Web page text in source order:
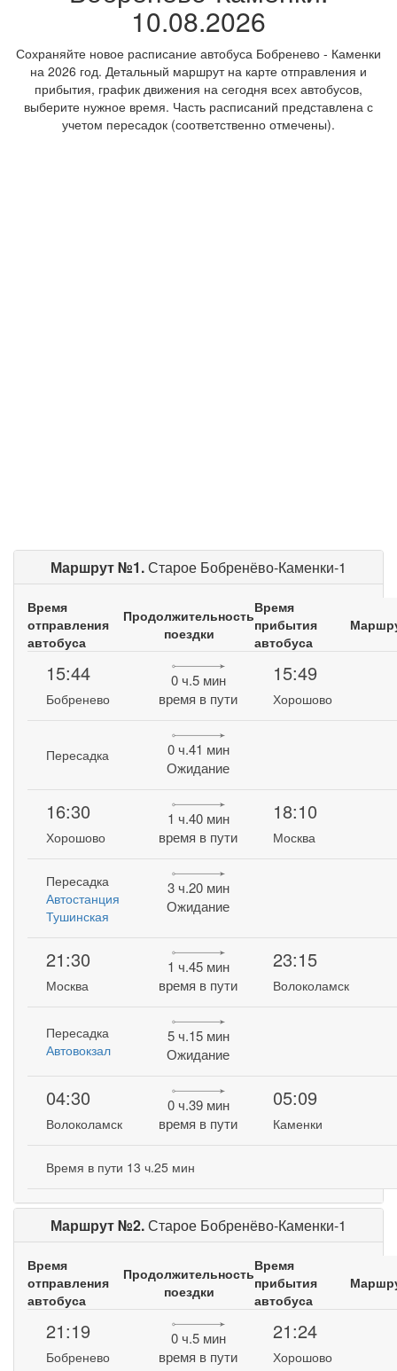
10.08.2026
Сохраняйте новое расписание автобуса Бобренево - Каменки
на 2026 год. Детальный маршрут на карте отправления и
прибытия, график движения на сегодня всех автобусов,
выберите нужное время. Часть расписаний представлена с
учетом пересадок (соответственно отмечены).
Маршрут №1.Старое Бобренёво-Каменки-1
Время
отправления
автобуса
Продолжительность
поездки
Время
прибытия
автобуса
15:44
Бобренево
0 ч.5 мин
время в пути
15:49
Хорошово
Пересадка
0 ч.41 мин
Ожидание
16:30
Хорошово
1 ч.40 мин
время в пути
18:10
Москва
Пересадка
Автостанция
Тушинская
3 ч.20 мин
Ожидание
21:30
Москва
1 ч.45 мин
время в пути
23:15
Волоколамск
Пересадка
Автовокзал
5 ч.15 мин
Ожидание
04:30
Волоколамск
0 ч.39 мин
время в пути
05:09
Каменки
Время в пути 13 ч.25 мин
Маршрут №2.Старое Бобренёво-Каменки-1
Время
отправления
автобуса
Продолжительность
поездки
Время
прибытия
автобуса
21:19
Бобренево
0 ч.5 мин
время в пути
21:24
Хорошово